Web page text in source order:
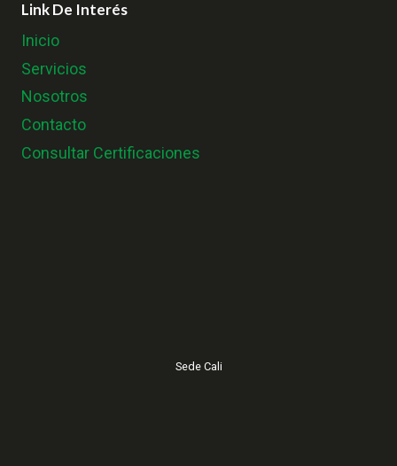
Link De Interés
Inicio
Servicios
Nosotros
Contacto
Consultar Certificaciones
Sede Cali